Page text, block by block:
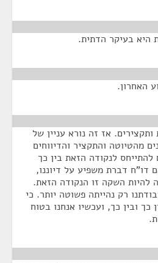
היא בעיקר הדתית.
האחרון.
אז זה נורא עניין של
מהטיוטה והתקציר והדיווחים
להתייחס לנקודה הזאת בין כך
דו"ח דברת משפיע על דיוננו,
להיות השקה זו הנקודה הזאת.
רק נהייתה פשוטה יותר. כי
ובין כך, ועכשיו אנחנו בטוח